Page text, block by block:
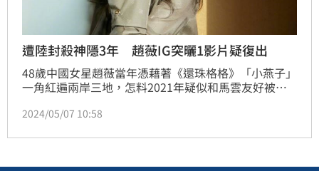
遭陸封殺神隱3年 趙薇IG突曬1影片疑復出
48歲中國女星趙薇當年憑藉著《還珠格格》「小燕子」
一角紅遍兩岸三地，怎料2021年疑似和馬雲友好被當
常，作品也出現她的名字，但復出仍遙遙無期。近日趙
後卻又刪除，掀起熱議。蔡維歆
2024/05/07 10:58